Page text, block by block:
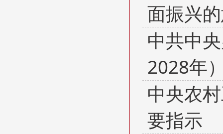
面振兴
中共中
2028年
中央农
要指示